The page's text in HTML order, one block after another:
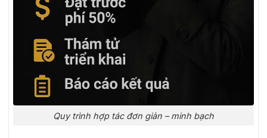
Quy trình hợp tác đơn giản – minh bạch